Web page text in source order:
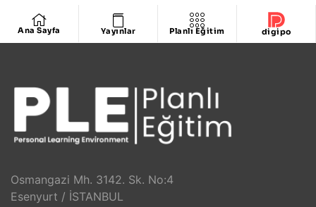
Ana Sayfa Yayınlar Planlı Eğitim digipo
Osmangazi Mh. 3142. Sk. No:4
Esenyurt / İSTANBUL